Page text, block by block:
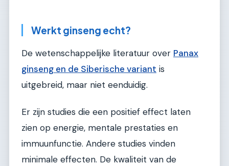
Werkt ginseng echt?
De wetenschappelijke literatuur over Panax
ginseng en de Siberische variant is
uitgebreid, maar niet eenduidig.
Er zijn studies die een positief effect laten
zien op energie, mentale prestaties en
immuunfunctie. Andere studies vinden
minimale effecten. De kwaliteit van de